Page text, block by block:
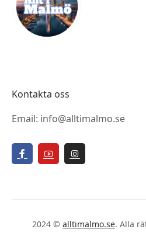
Kontakta oss
Email: info@alltimalmo.se
2024 © alltimalmo.se. Alla